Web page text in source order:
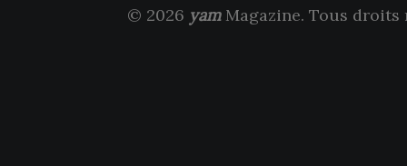
© 2026 yamMagazine. Tous droits